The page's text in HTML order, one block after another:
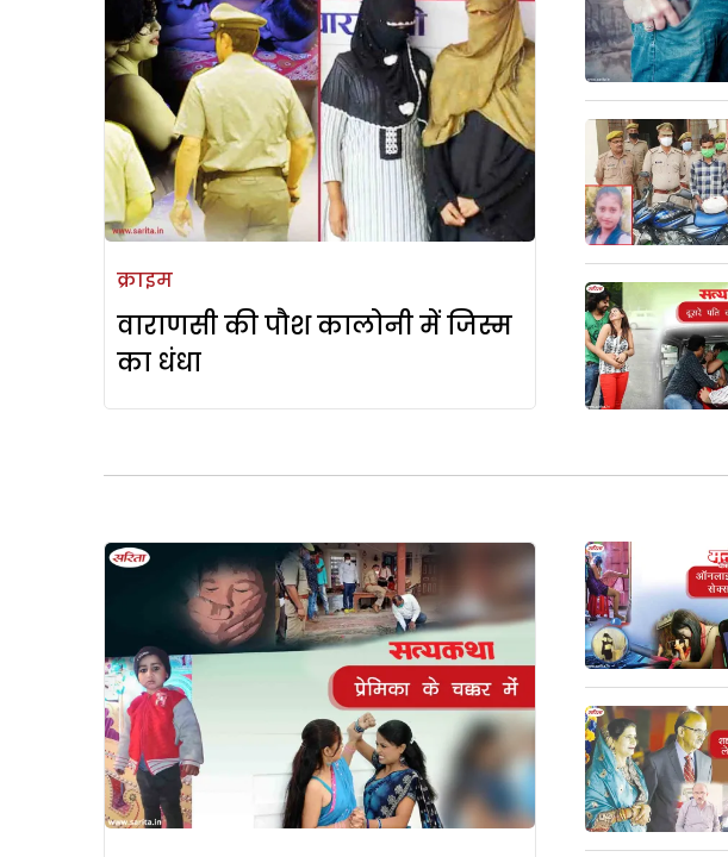
क्राइम
वाराणसी की पौश कालोनी में जिस्म
का धंधा